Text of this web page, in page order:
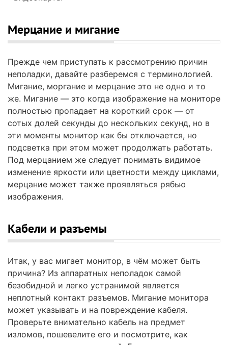
Мерцание и мигание
Прежде чем приступать к рассмотрению причин
неполадки, давайте разберемся с терминологией.
Мигание, моргание и мерцание это не одно и то
же. Мигание — это когда изображение на мониторе
полностью пропадает на короткий срок — от
сотых долей секунды до нескольких секунд, но в
эти моменты монитор как бы отключается, но
подсветка при этом может продолжать работать.
Под мерцанием же следует понимать видимое
изменение яркости или цветности между циклами,
мерцание может также проявляться рябью
изображения.
Кабели и разъемы
Итак, у вас мигает монитор, в чём может быть
причина? Из аппаратных неполадок самой
безобидной и легко устранимой является
неплотный контакт разъемов. Мигание монитора
может указывать и на повреждение кабеля.
Проверьте внимательно кабель на предмет
изломов, пошевелите его и посмотрите, как